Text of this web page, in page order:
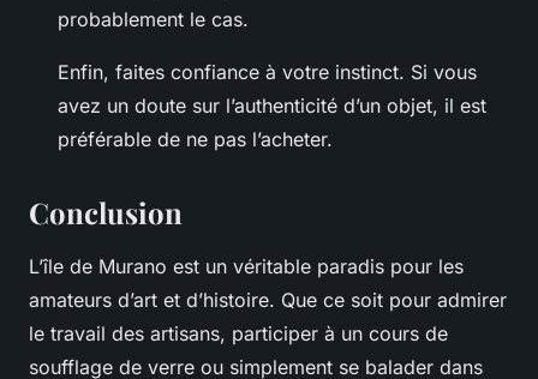
probablement le cas.
Enfin, faites confiance à votre instinct. Si vous
avez un doute sur l’authenticité d’un objet, il est
préférable de ne pas l’acheter.
Conclusion
L’île de Murano est un véritable paradis pour les
amateurs d’art et d’histoire. Que ce soit pour admirer
le travail des artisans, participer à un cours de
soufflage de verre ou simplement se balader dans